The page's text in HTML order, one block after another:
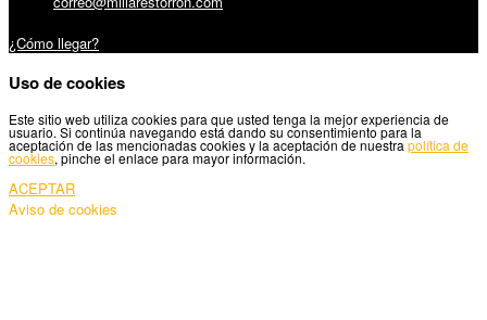
¿Cómo llegar?
Uso de cookies
Este sitio web utiliza cookies para que usted tenga la mejor experiencia de
usuario. Si continúa navegando está dando su consentimiento para la
aceptación de las mencionadas cookies y la aceptación de nuestra política de
cookies, pinche el enlace para mayor información.
ACEPTAR
Aviso de cookies